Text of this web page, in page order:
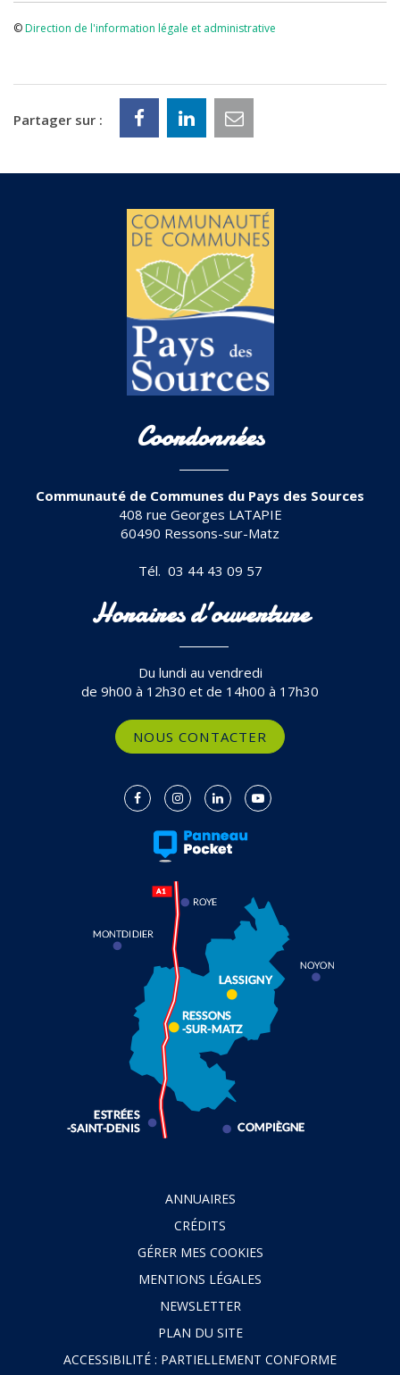
©Direction de l'information légale et administrative
Partager sur :
Coordonnées
Communauté de Communes du Pays des Sources
408 rue Georges LATAPIE
60490 Ressons-sur-Matz
Tél. 03 44 43 09 57
Horaires d’ouverture
Du lundi au vendredi
de 9h00 à 12h30 et de 14h00 à 17h30
NOUS CONTACTER
Lien
compte
Lien
le
compte
Lien
le
compte
Lien
ANNUAIRES
CRÉDITS
GÉRER MES COOKIES
MENTIONS LÉGALES
NEWSLETTER
PLAN DU SITE
ACCESSIBILITÉ : PARTIELLEMENT CONFORME